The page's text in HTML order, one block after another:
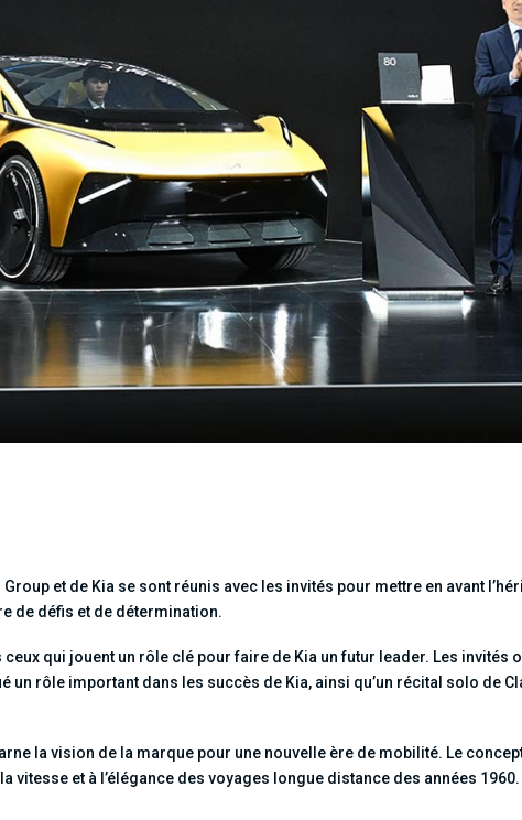
et de Kia se sont réunis avec les invités pour mettre en avant
de défis et de détermination.
qui jouent un rôle clé pour faire de Kia un futur leader. Les invités
rôle important dans les succès de Kia, ainsi qu’un récital solo de
la vision de la marque pour une nouvelle ère de mobilité. Le
et à l’élégance des voyages longue distance des années 1960.